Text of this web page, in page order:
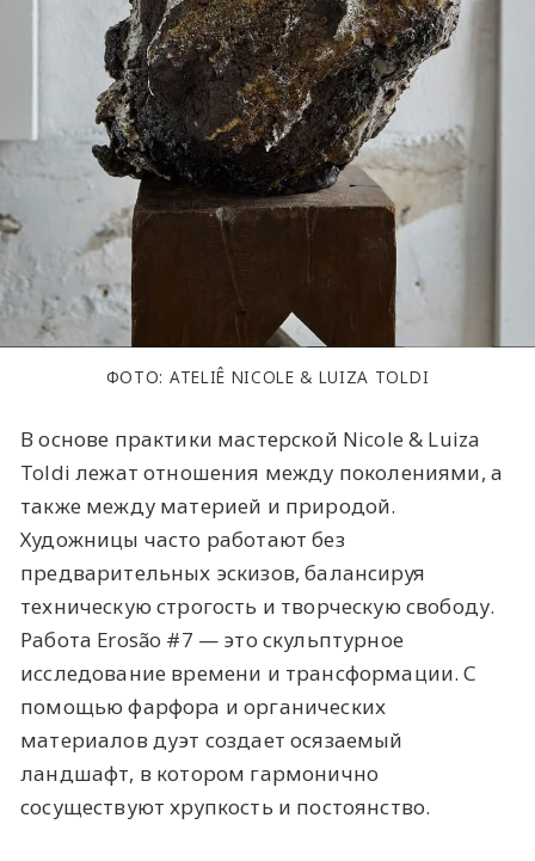
ФОТО: ATELIÊ NICOLE & LUIZA TOLDI
В основе практики мастерской Nicole & Luiza
Toldi лежат отношения между поколениями, а
также между материей и природой.
Художницы часто работают без
предварительных эскизов, балансируя
техническую строгость и творческую свободу.
Работа Erosão #7 — это скульптурное
исследование времени и трансформации. С
помощью фарфора и органических
материалов дуэт создает осязаемый
ландшафт, в котором гармонично
сосуществуют хрупкость и постоянство.